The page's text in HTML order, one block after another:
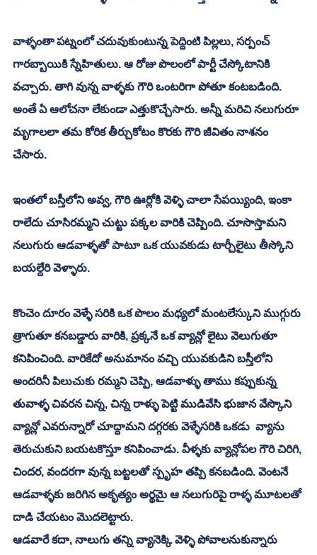
వాళ్ళంతా పట్నంలో చదువుకుంటున్న పెద్దింటి పిల్లలు, సర్పంచ్
గారబ్బాయికి స్నేహితులు. ఆ రోజు పొలంలో పార్టీ చేస్కోటానికి
వచ్చారు. తాగి వున్న వాళ్ళకు గౌరి ఒంటరిగా పోతూ కంటబడింది.
అంతే ఏ ఆలోచనా లేకుండా ఎత్తుకొచ్చేసారు. అన్నీ మరిచి నలుగురూ
మృగాలలా తమ కోరిక తీర్చుకోటం కొరకు గౌరి జీవితం నాశనం
చేసారు.
ఇంతలో బస్తీలోని అవ్వ, గౌరి ఊర్లోకి వెళ్ళి చాలా సేపయ్యింది, ఇంకా
రాలేదు చూసిరమ్మని చుట్టు పక్కల వారికి చెప్పింది. చూసొస్తామని
నలుగురు ఆడవాళ్ళతో పాటూ ఒక యువకుడు టార్చీలైటు తీస్కోని
బయల్దేరి వెళ్ళారు.
కొంచెం దూరం వెళ్ళే సరికి ఒక పొలం మధ్యలో మంటలేస్కుని ముగ్గురు
త్రాగుతూ కనబడ్డారు వారికి, ప్రక్కనే ఒక వ్యాన్లో లైటు వెలుగుతూ
కనిపించింది. వారికేదో అనుమానం వచ్చి యువకుడిని బస్తీలోని
అందరినీ పిలుచుకు రమ్మని చెప్పి, ఆడవాళ్ళు తాము కప్పుకున్న
తువాళ్ళ చివరన చిన్న, చిన్న రాళ్ళు పెట్టి ముడివేసి భుజాన వేస్కొని
వ్యాన్లో ఎవరున్నారో చూద్దామని దగ్గరకు వెళ్ళేసరికి ఒకడు  వ్యాను
తెరుచుకుని బయటకొస్తూ కనిపించాడు. వీళ్ళకు వ్యాన్లోపల గౌరి చిరిగి,
చిందర, వందరగా వున్న బట్టలతో స్పృహ తప్పి కనబడింది. వెంటనే
ఆడవాళ్ళకు జరిగిన అకృత్యం అర్థమై ఆ నలుగురిపై రాళ్ళ మూటలతో
దాడి చేయటం మొదలెట్టారు.
ఆడవారే కదా, నాలుగు తన్ని వ్యానెక్కి వెళ్ళి పోవాలనుకున్నారు